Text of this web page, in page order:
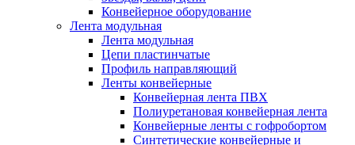
Конвейерное оборудование
Лента модульная
Лента модульная
Цепи пластинчатые
Профиль направляющий
Ленты конвейерные
Конвейерная лента ПВХ
Полиуретановая конвейерная лента
Конвейерные ленты с гофробортом
Синтетические конвейерные и